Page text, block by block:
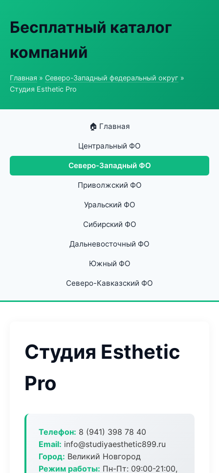
Бесплатный каталог
компаний
Главная » Северо-Западный федеральный округ »
Студия Esthetic Pro
🏠 Главная
Центральный ФО
Северо-Западный ФО
Приволжский ФО
Уральский ФО
Сибирский ФО
Дальневосточный ФО
Южный ФО
Северо-Кавказский ФО
Студия Esthetic
Pro
Телефон: 8 (941) 398 78 40
Email: info@studiyaesthetic899.ru
Город: Великий Новгород
Режим работы: Пн-Пт: 09:00-21:00,